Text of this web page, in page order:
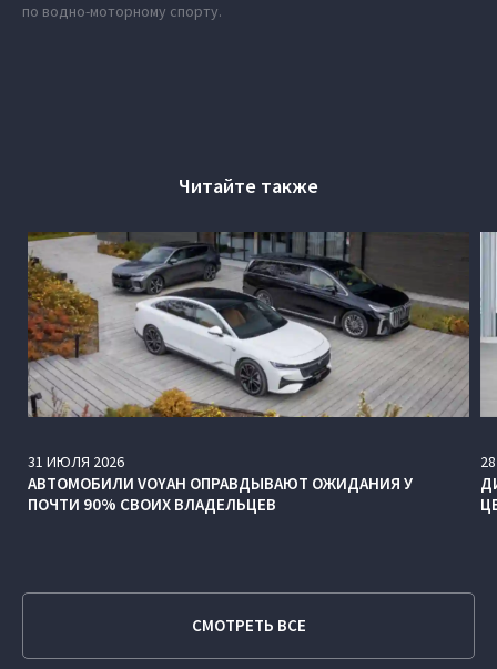
по водно-моторному спорту.
Читайте также
31 ИЮЛЯ 2026
АВТОМОБИЛИ VOYAH ОПРАВДЫВАЮТ ОЖИДАНИЯ У
ПОЧТИ 90% СВОИХ ВЛАДЕЛЬЦЕВ
28
СМОТРЕТЬ ВСЕ